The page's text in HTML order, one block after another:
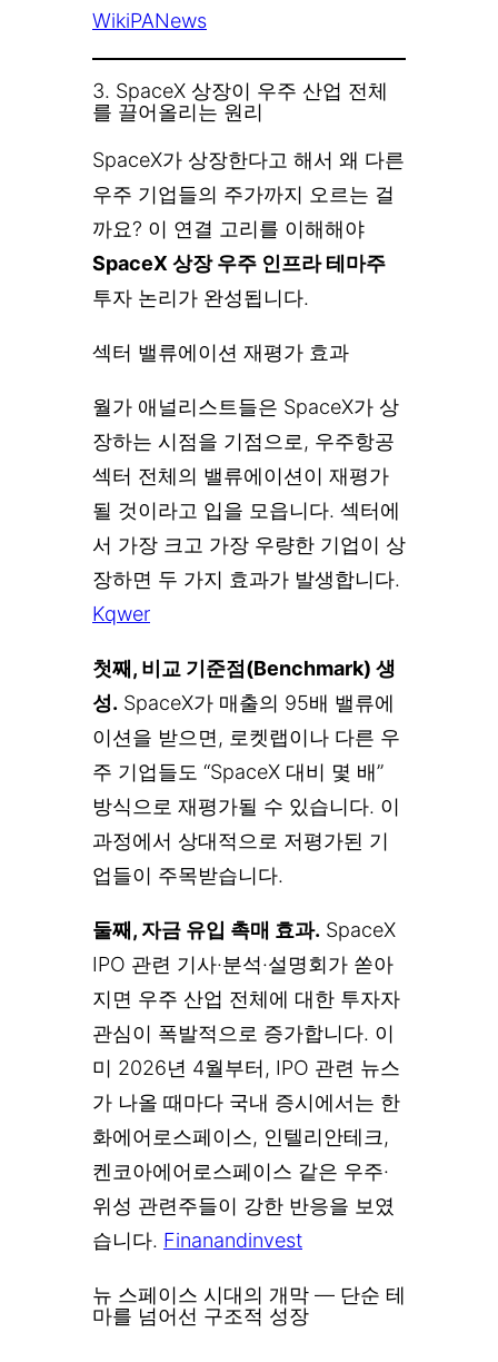
WikiPANews
3. SpaceX 상장이 우주 산업 전체
를 끌어올리는 원리
SpaceX가 상장한다고 해서 왜 다른
우주 기업들의 주가까지 오르는 걸
까요? 이 연결 고리를 이해해야
SpaceX 상장 우주 인프라 테마주
투자 논리가 완성됩니다.
섹터 밸류에이션 재평가 효과
월가 애널리스트들은 SpaceX가 상
장하는 시점을 기점으로, 우주항공
섹터 전체의 밸류에이션이 재평가
될 것이라고 입을 모읍니다. 섹터에
서 가장 크고 가장 우량한 기업이 상
장하면 두 가지 효과가 발생합니다.
Kqwer
첫째, 비교 기준점(Benchmark) 생
성. SpaceX가 매출의 95배 밸류에
이션을 받으면, 로켓랩이나 다른 우
주 기업들도 “SpaceX 대비 몇 배”
방식으로 재평가될 수 있습니다. 이
과정에서 상대적으로 저평가된 기
업들이 주목받습니다.
둘째, 자금 유입 촉매 효과. SpaceX
IPO 관련 기사·분석·설명회가 쏟아
지면 우주 산업 전체에 대한 투자자
관심이 폭발적으로 증가합니다. 이
미 2026년 4월부터, IPO 관련 뉴스
가 나올 때마다 국내 증시에서는 한
화에어로스페이스, 인텔리안테크,
켄코아에어로스페이스 같은 우주·
위성 관련주들이 강한 반응을 보였
습니다. Finanandinvest
뉴 스페이스 시대의 개막 — 단순 테
마를 넘어선 구조적 성장